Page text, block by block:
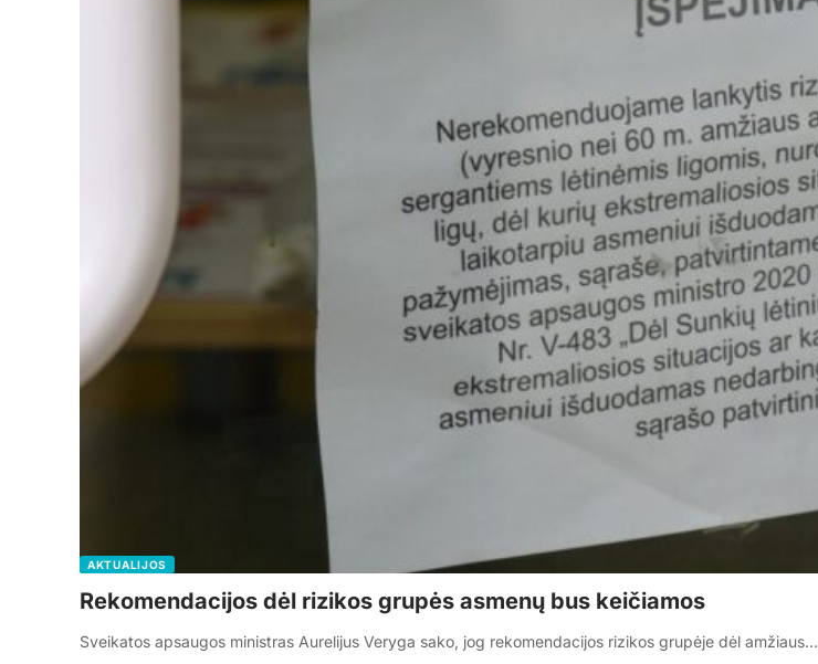
AKTUALIJOS
Rekomendacijos dėl rizikos grupės asmenų bus keičiamos
Sveikatos apsaugos ministras Aurelijus Veryga sako, jog rekomendacijos rizikos grupėje dėl amžiaus…